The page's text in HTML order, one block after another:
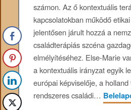
számon. Az ő kontextuális
kapcsolatokban működő
jelentősen járult hozzá a
családterápiás szcéna
elmélyítéséhez. Else-Marie
a kontextuális irányzat egyik
európai képviselője, a
rendszeres családi…